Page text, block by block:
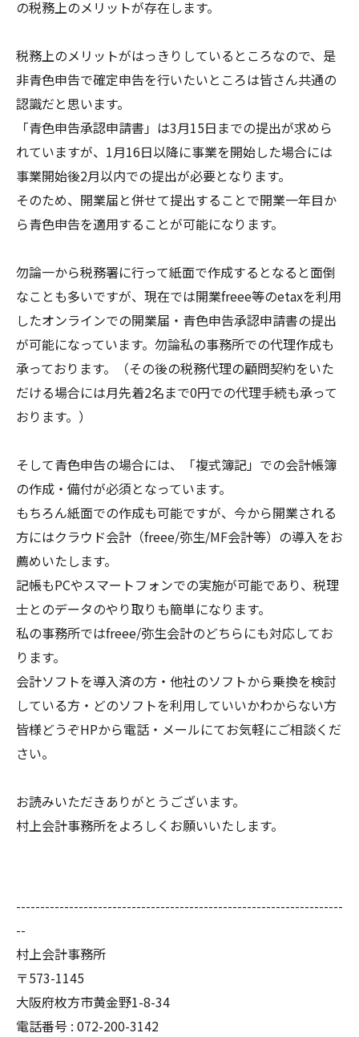
の税務上のメリットが存在します。
税務上のメリットがはっきりしているところなので、是
非青色申告で確定申告を行いたいところは皆さん共通の
認識だと思います。
「青色申告承認申請書」は3月15日までの提出が求めら
れていますが、1月16日以降に事業を開始した場合には
事業開始後2月以内での提出が必要となります。
そのため、開業届と併せて提出することで開業一年目か
ら青色申告を適用することが可能になります。
勿論一から税務署に行って紙面で作成するとなると面倒
なことも多いですが、現在では開業freee等のetaxを利用
したオンラインでの開業届・青色申告承認申請書の提出
が可能になっています。勿論私の事務所での代理作成も
承っております。（その後の税務代理の顧問契約をいた
だける場合には月先着2名まで0円での代理手続も承って
おります。）
そして青色申告の場合には、「複式簿記」での会計帳簿
の作成・備付が必須となっています。
もちろん紙面での作成も可能ですが、今から開業される
方にはクラウド会計（freee/弥生/MF会計等）の導入をお
薦めいたします。
記帳もPCやスマートフォンでの実施が可能であり、税理
士とのデータのやり取りも簡単になります。
私の事務所ではfreee/弥生会計のどちらにも対応してお
ります。
会計ソフトを導入済の方・他社のソフトから乗換を検討
している方・どのソフトを利用していいかわからない方
皆様どうぞHPから電話・メールにてお気軽にご相談くだ
さい。
お読みいただきありがとうございます。
村上会計事務所をよろしくお願いいたします。
--------------------------------------------------------------------
--
村上会計事務所
〒573-1145
大阪府枚方市黄金野1-8-34
電話番号 : 072-200-3142